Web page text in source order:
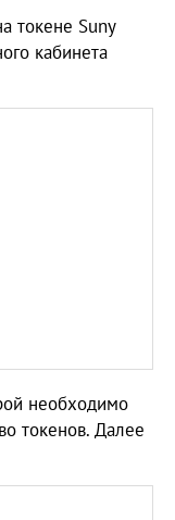
токене Suny
кабинета
необходимо
токенов. Далее